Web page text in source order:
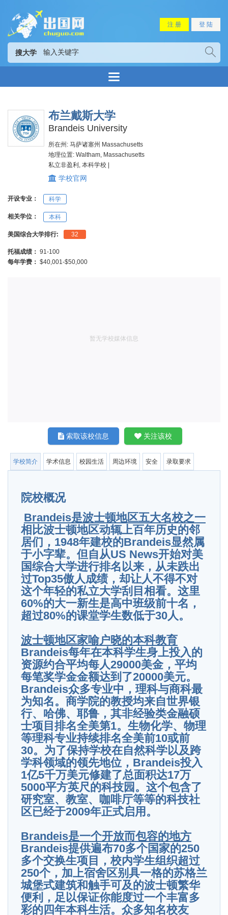
注 册 登 陆
搜大学
布兰戴斯大学
Brandeis University
所在州: 马萨诸塞州 Massachusetts
地理位置: Waltham, Massachusetts
私立非盈利, 本科学校 |
学校官网
开设专业： 科学
相关学位： 本科
美国综合大学排行: 32
托福成绩： 91-100
每年学费： $40,001-$50,000
暂无学校媒体信息
关注该校
索取该校信息
学校简介 学术信息 校园生活 周边环境 安全 录取要求
院校概况
Brandeis是波士顿地区五大名校之一
相比波士顿地区动辄上百年历史的邻
居们，1948年建校的Brandeis显然属
于小字辈。但自从US News开始对美
国综合大学进行排名以来，从未跌出
过Top35傲人成绩，却让人不得不对
这个年轻的私立大学刮目相看。这里
60%的大一新生是高中班级前十名，
超过80%的课堂学生数低于30人。
波士顿地区家喻户晓的本科教育
Brandeis每年在本科学生身上投入的
资源约合平均每人29000美金，平均
每笔奖学金金额达到了20000美元。
Brandeis众多专业中，理科与商科最
为知名。商学院的教授均来自世界银
行、哈佛、耶鲁，其非经验类金融硕
士项目排名全美第1。生物化学、物理
等理科专业持续排名全美前10或前
30。为了保持学校在自然科学以及跨
学科领域的领先地位，Brandeis投入
1亿5千万美元修建了总面积达17万
5000平方英尺的科技园。这个包含了
研究室、教室、咖啡厅等等的科技社
区已经于2009年正式启用。
Brandeis是一个开放而包容的地方
Brandeis提供遍布70多个国家的250
多个交换生项目，校内学生组织超过
250个，加上宿舍区别具一格的苏格兰
城堡式建筑和触手可及的波士顿繁华
便利，足以保证你能度过一个丰富多
彩的四年本科生活。众多知名校友